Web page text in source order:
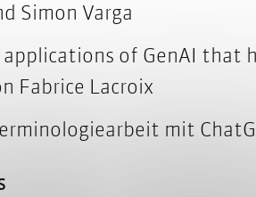
Simon Varga
applications of GenAI that
Fabrice Lacroix
mit